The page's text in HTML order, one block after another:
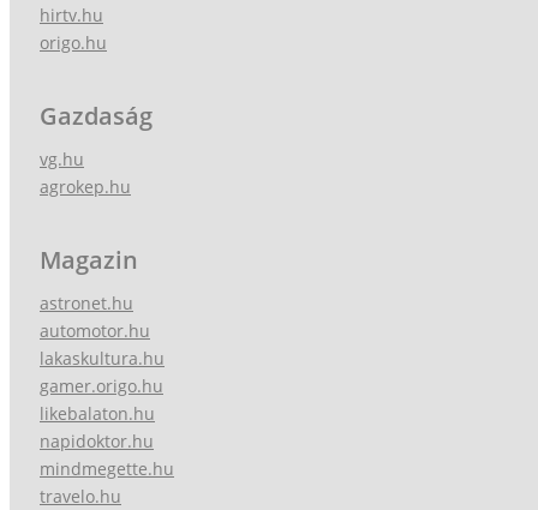
hirtv.hu
origo.hu
Gazdaság
vg.hu
agrokep.hu
Magazin
astronet.hu
automotor.hu
lakaskultura.hu
gamer.origo.hu
likebalaton.hu
napidoktor.hu
mindmegette.hu
travelo.hu